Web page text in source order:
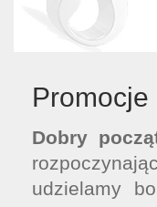
Promocje
Dobry
udzielamy